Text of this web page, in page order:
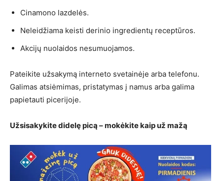
Cinamono lazdelės.
Neleidžiama keisti derinio ingredientų receptūros.
Akcijų nuolaidos nesumuojamos.
Pateikite užsakymą interneto svetainėje arba telefonu.
Galimas atsiėmimas, pristatymas į namus arba galima
papietauti picerijoje.
Užsisakykite didelę picą – mokėkite kaip už mažą